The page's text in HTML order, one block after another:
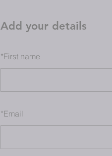
Add your details
*First name
*Email